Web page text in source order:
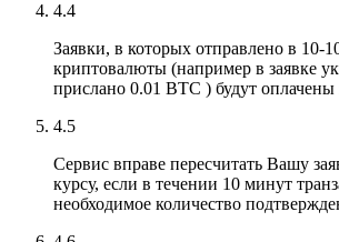
4.4
Заявки, в которых отправлено в 10-
криптовалюты (например в заявке
прислано 0.01 BTC ) будут оплачены
4.5
Сервис вправе пересчитать Вашу
курсу, если в течении 10 минут
необходимое количество